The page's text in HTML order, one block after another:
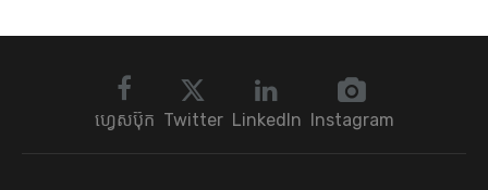
ហ្វេសប៊ុក Twitter LinkedIn Instagram